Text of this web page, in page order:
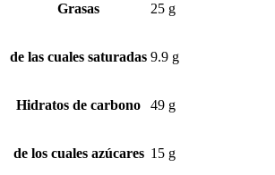
Grasas 25 g
de las cuales saturadas 9.9 g
Hidratos de carbono 49 g
de los cuales azúcares 15 g